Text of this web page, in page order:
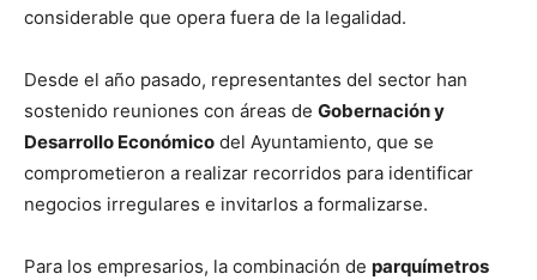
considerable que opera fuera de la legalidad.
Desde el año pasado, representantes del sector han
sostenido reuniones con áreas de Gobernación y
Desarrollo Económico del Ayuntamiento, que se
comprometieron a realizar recorridos para identificar
negocios irregulares e invitarlos a formalizarse.
Para los empresarios, la combinación de parquímetros